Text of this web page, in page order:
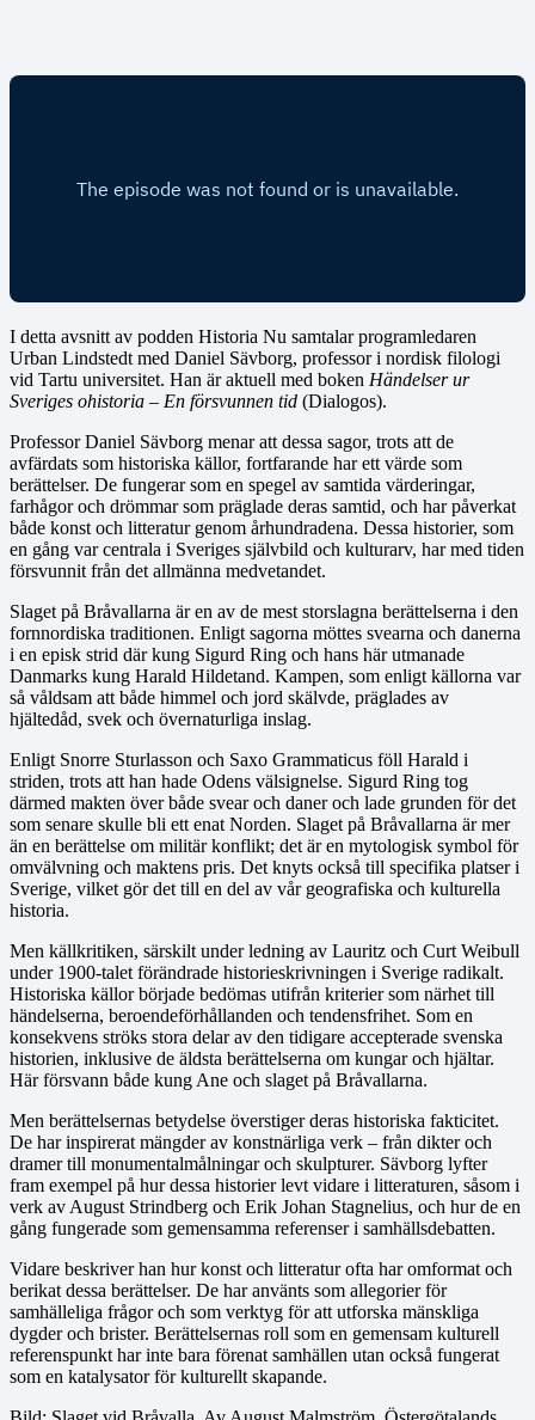
I detta avsnitt av podden Historia Nu samtalar programledaren
Urban Lindstedt med Daniel Sävborg, professor i nordisk filologi
vid Tartu universitet. Han är aktuell med boken Händelser ur
Sveriges ohistoria – En försvunnen tid (Dialogos).
Professor Daniel Sävborg menar att dessa sagor, trots att de
avfärdats som historiska källor, fortfarande har ett värde som
berättelser. De fungerar som en spegel av samtida värderingar,
farhågor och drömmar som präglade deras samtid, och har påverkat
både konst och litteratur genom århundradena. Dessa historier, som
en gång var centrala i Sveriges självbild och kulturarv, har med tiden
försvunnit från det allmänna medvetandet.
Slaget på Bråvallarna är en av de mest storslagna berättelserna i den
fornnordiska traditionen. Enligt sagorna möttes svearna och danerna
i en episk strid där kung Sigurd Ring och hans här utmanade
Danmarks kung Harald Hildetand. Kampen, som enligt källorna var
så våldsam att både himmel och jord skälvde, präglades av
hjältedåd, svek och övernaturliga inslag.
Enligt Snorre Sturlasson och Saxo Grammaticus föll Harald i
striden, trots att han hade Odens välsignelse. Sigurd Ring tog
därmed makten över både svear och daner och lade grunden för det
som senare skulle bli ett enat Norden. Slaget på Bråvallarna är mer
än en berättelse om militär konflikt; det är en mytologisk symbol för
omvälvning och maktens pris. Det knyts också till specifika platser i
Sverige, vilket gör det till en del av vår geografiska och kulturella
historia.
Men källkritiken, särskilt under ledning av Lauritz och Curt Weibull
under 1900-talet förändrade historieskrivningen i Sverige radikalt.
Historiska källor började bedömas utifrån kriterier som närhet till
händelserna, beroendeförhållanden och tendensfrihet. Som en
konsekvens ströks stora delar av den tidigare accepterade svenska
historien, inklusive de äldsta berättelserna om kungar och hjältar.
Här försvann både kung Ane och slaget på Bråvallarna.
Men berättelsernas betydelse överstiger deras historiska fakticitet.
De har inspirerat mängder av konstnärliga verk – från dikter och
dramer till monumentalmålningar och skulpturer. Sävborg lyfter
fram exempel på hur dessa historier levt vidare i litteraturen, såsom i
verk av August Strindberg och Erik Johan Stagnelius, och hur de en
gång fungerade som gemensamma referenser i samhällsdebatten.
Vidare beskriver han hur konst och litteratur ofta har omformat och
berikat dessa berättelser. De har använts som allegorier för
samhälleliga frågor och som verktyg för att utforska mänskliga
dygder och brister. Berättelsernas roll som en gemensam kulturell
referenspunkt har inte bara förenat samhällen utan också fungerat
som en katalysator för kulturellt skapande.